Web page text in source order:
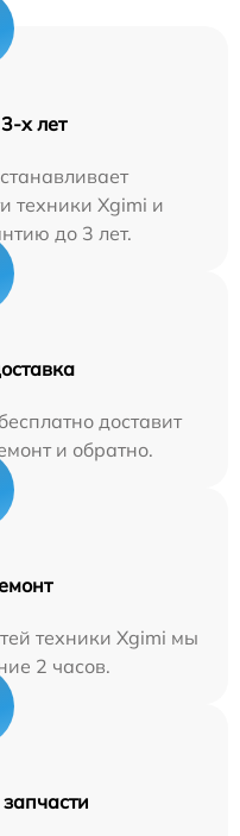
х лет
техники Xgimi и
до 3 лет.
доставит
и обратно.
техники Xgimi мы
2 часов.